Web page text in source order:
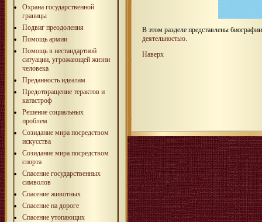
Охрана государственной
границы
Подвиг преодоления
Помощь армии
Помощь в нестандартной
ситуации, угрожающей жизни
человека
Преданность идеалам
Предотвращение терактов и
катастроф
Решение социальных
проблем
Созидание мира посредством
искусства
Созидание мира посредством
спорта
Спасение государственных
символов
Спасение животных
Спасение на дороге
Спасение утопающих
В этом разделе представлены
деятельностью
Наверх